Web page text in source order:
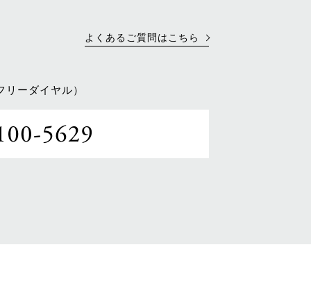
よくあるご質問はこちら
ーダイヤル）